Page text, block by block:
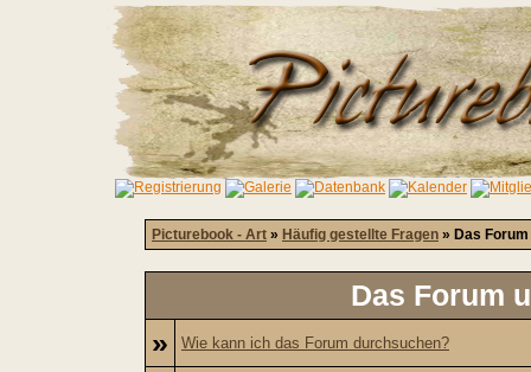
Picturebook - Art » Häufig gestellte Fragen » Das
Das Forum
»
Wie kann ich das Forum durchsuchen?